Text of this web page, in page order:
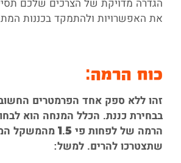
הגדרה מדויקת של הצרכים שלכם
את האפשרויות ולהתמקד בכננות
כוח הרמה:
זהו ללא ספק אחד הפרמטרים
בבחירת כננת. הכלל המנחה הוא
הרמה של לפחות פי 1.5
שתצטרכו להרים. למשל: